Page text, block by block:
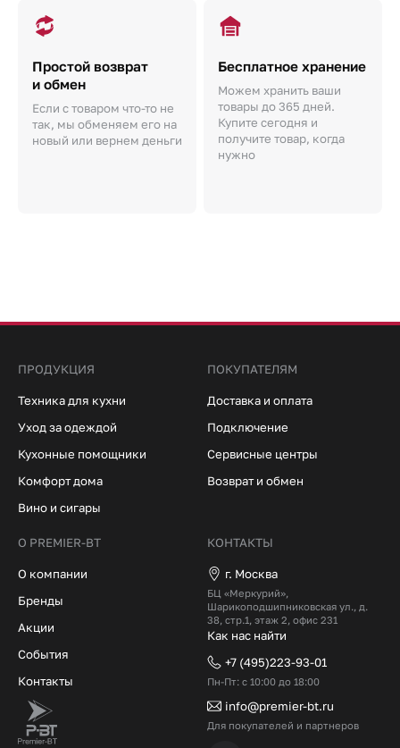
Простой возврат
и обмен
Если с товаром что-то не
так, мы обменяем его на
новый или вернем деньги
Бесплатное хранение
Можем хранить ваши
товары до 365 дней.
Купите сегодня и
получите товар, когда
нужно
ПРОДУКЦИЯ
Техника для кухни
Уход за одеждой
Кухонные помощники
Комфорт дома
Вино и сигары
ПОКУПАТЕЛЯМ
Доставка и оплата
Подключение
Сервисные центры
Возврат и обмен
О PREMIER-BT
О компании
Бренды
Акции
События
Контакты
КОНТАКТЫ
г. Москва
БЦ «Меркурий»,
Шарикоподшипниковская ул., д.
38, стр.1, этаж 2, офис 231
Как нас найти
+7 (495)223-93-01
Пн-Пт: с 10:00 до 18:00
info@premier-bt.ru
Для покупателей и партнеров